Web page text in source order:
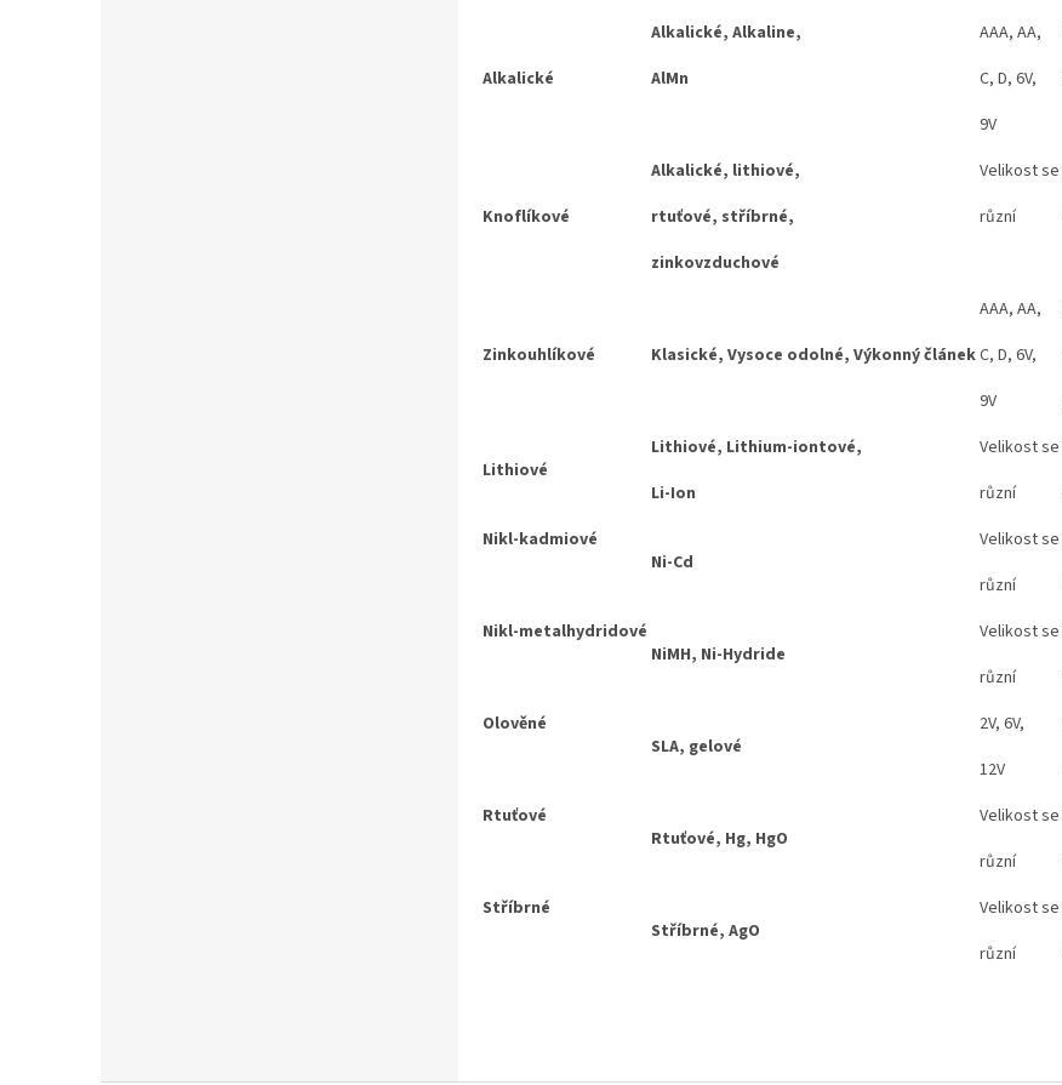
Alkalické
Alkalické, Alkaline, AAA, AA,
AlMn
C, D, 6V,
9V
Knoflíkové
Alkalické, lithiové, Velikost se
rtuťové, stříbrné,
různí
zinkovzduchové
Zinkouhlíkové
AAA, AA,
Klasické, Vysoce odolné, Výkonný článekC, D, 6V,
9V
Lithiové
Lithiové, Lithium-iontové, Velikost se
Li-Ion
různí
Nikl-kadmiové
Ni-Cd
Velikost se
různí
Nikl-metalhydridové
NiMH, Ni-Hydride
Velikost se
různí
Olověné
SLA, gelové
2V, 6V,
12V
Rtuťové
Rtuťové, Hg, HgO
Velikost se
různí
Stříbrné
Stříbrné, AgO
Velikost se
různí